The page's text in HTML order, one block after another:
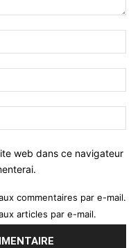
web dans ce navigateur
commentaires par e-mail.
articles par e-mail.